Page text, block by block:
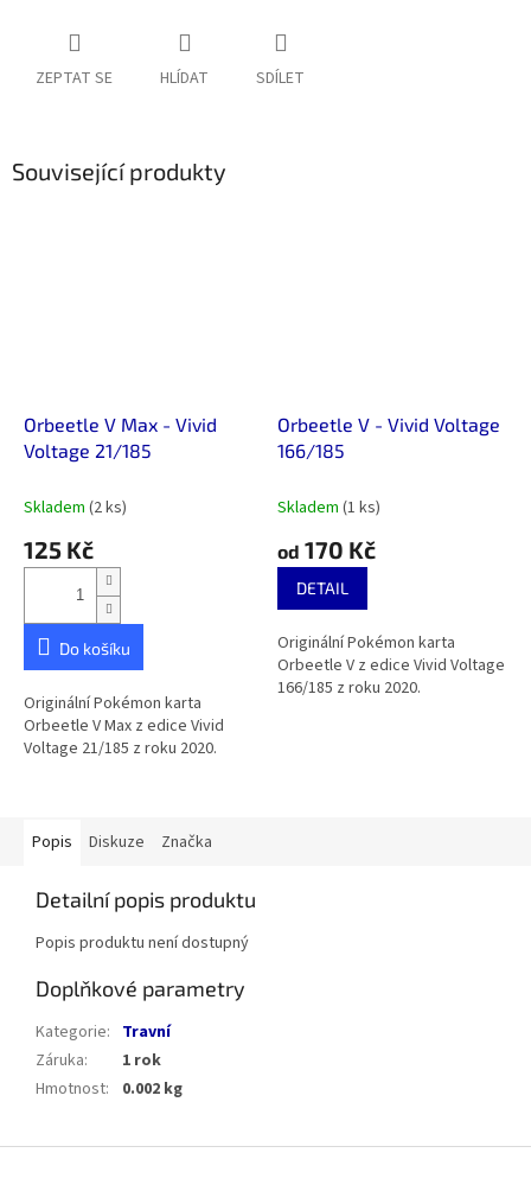
ZEPTAT SE HLÍDAT SDÍLET
Související produkty
Orbeetle V Max - Vivid
Voltage 21/185
Skladem (2 ks)
125 Kč
Do košíku
Originální Pokémon karta
Orbeetle V Max z edice Vivid
Voltage 21/185 z roku 2020.
Orbeetle V - Vivid Voltage
166/185
Skladem (1 ks)
od 170 Kč
DETAIL
Originální Pokémon karta
Orbeetle V z edice Vivid Voltage
166/185 z roku 2020.
Popis Diskuze Značka
Detailní popis produktu
Popis produktu není dostupný
Doplňkové parametry
Kategorie: Travní
Záruka:
1 rok
Hmotnost: 0.002 kg